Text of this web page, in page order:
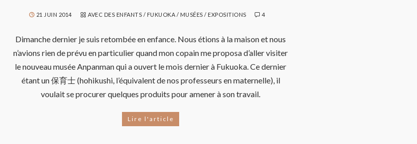
21 JUIN 2014 AVEC DES ENFANTS / FUKUOKA / MUSÉES / EXPOSITIONS 4
Dimanche dernier je suis retombée en enfance. Nous étions à la maison et nous
n’avions rien de prévu en particulier quand mon copain me proposa d’aller visiter
le nouveau musée Anpanman qui a ouvert le mois dernier à Fukuoka. Ce dernier
étant un 保育士 (hohikushi, l’équivalent de nos professeurs en maternelle), il
voulait se procurer quelques produits pour amener à son travail.
Lire l'article